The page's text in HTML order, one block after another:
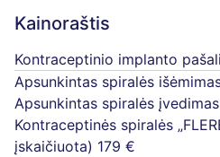
Kainoraštis
Kontraceptinio implanto
Apsunkintas spiralės
Apsunkintas spiralės įvedimas
Kontraceptinės spiralės
įskaičiuota) 179 €